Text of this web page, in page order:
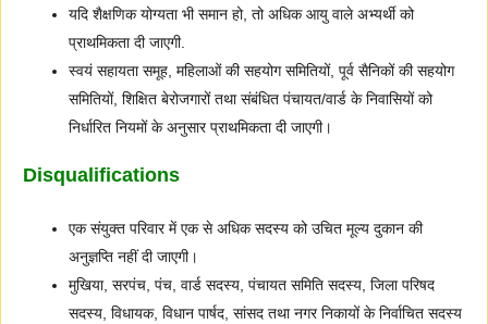
यदि शैक्षणिक योग्यता भी समान हो, तो अधिक आयु वाले अभ्यर्थी को
प्राथमिकता दी जाएगी.
स्वयं सहायता समूह, महिलाओं की सहयोग समितियों, पूर्व सैनिकों की सहयोग
समितियों, शिक्षित बेरोजगारों तथा संबंधित पंचायत/वार्ड के निवासियों को
निर्धारित नियमों के अनुसार प्राथमिकता दी जाएगी।
Disqualifications
एक संयुक्त परिवार में एक से अधिक सदस्य को उचित मूल्य दुकान की
अनुज्ञप्ति नहीं दी जाएगी।
मुखिया, सरपंच, पंच, वार्ड सदस्य, पंचायत समिति सदस्य, जिला परिषद
सदस्य, विधायक, विधान पार्षद, सांसद तथा नगर निकायों के निर्वाचित सदस्य